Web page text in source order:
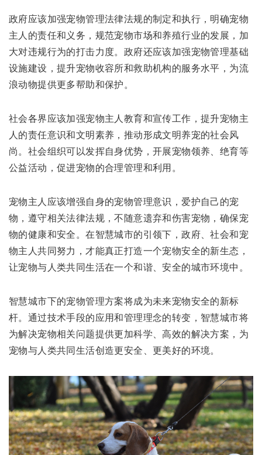
政府应该加强宠物管理法律法规的制定和执行，明确宠物
主人的责任和义务，规范宠物市场和养殖行业的发展，加
大对违规行为的打击力度。政府还应该加强宠物管理基础
设施建设，提升宠物收容所和救助机构的服务水平，为流
浪动物提供更多帮助和保护。
社会各界应该加强宠物主人教育和宣传工作，提升宠物主
人的责任意识和文明素养，推动形成文明养宠的社会风
尚。社会组织可以发挥自身优势，开展宠物领养、绝育等
公益活动，促进宠物的合理管理和利用。
宠物主人应该增强自身的宠物管理意识，爱护自己的宠
物，遵守相关法律法规，不随意遗弃和伤害宠物，确保宠
物的健康和安全。在智慧城市的引领下，政府、社会和宠
物主人共同努力，才能真正打造一个宠物安全的新生态，
让宠物与人类共同生活在一个和谐、安全的城市环境中。
智慧城市下的宠物管理方案将成为未来宠物安全的新标
杆。通过技术手段的应用和管理理念的转变，智慧城市将
为解决宠物相关问题提供更加科学、高效的解决方案，为
宠物与人类共同生活创造更安全、更美好的环境。